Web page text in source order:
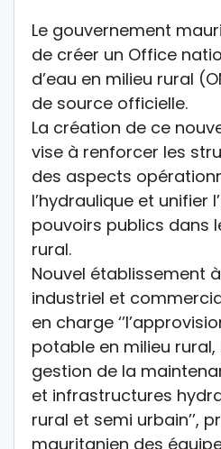
Le gouvernement
de créer un Office
d’eau en milieu rural
de source officielle.
La création de ce
vise à renforcer les
des aspects
l’hydraulique et unifier
pouvoirs publics dans
rural.
Nouvel établissement
industriel et
en charge
potable en milieu rural,
gestion de la
et infrastructures
rural et semi urbain’’,
mauritanien des